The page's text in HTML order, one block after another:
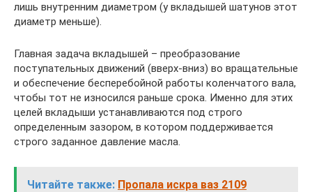
лишь внутренним диаметром (у вкладышей шатунов этот
диаметр меньше).
Главная задача вкладышей – преобразование
поступательных движений (вверх-вниз) во вращательные
и обеспечение бесперебойной работы коленчатого вала,
чтобы тот не износился раньше срока. Именно для этих
целей вкладыши устанавливаются под строго
определенным зазором, в котором поддерживается
строго заданное давление масла.
Читайте также: Пропала искра ваз 2109